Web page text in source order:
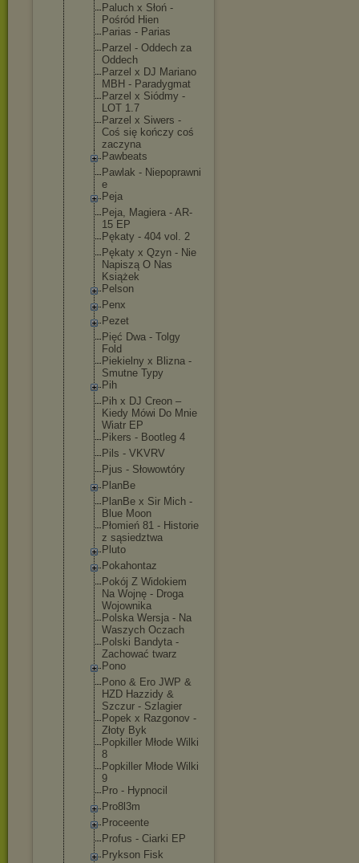
Paluch x Słoń -
Pośród Hien
Parias - Parias
Parzel - Oddech za
Oddech
Parzel x DJ Mariano
MBH - Paradygmat
Parzel x Siódmy -
LOT 1.7
Parzel x Siwers -
Coś się kończy coś
zaczyna
Pawbeats
Pawlak - Niepoprawni
e
Peja
Peja, Magiera - AR-
15 EP
Pękaty - 404 vol. 2
Pękaty x Qzyn - Nie
Napiszą O Nas
Książek
Pelson
Penx
Pezet
Pięć Dwa - Tolgy
Fold
Piekielny x Blizna -
Smutne Typy
Pih
Pih x DJ Creon –
Kiedy Mówi Do Mnie
Wiatr EP
Pikers - Bootleg 4
Pils - VKVRV
Pjus - Słowowtóry
PlanBe
PlanBe x Sir Mich -
Blue Moon
Płomień 81 - Historie
z sąsiedztwa
Pluto
Pokahontaz
Pokój Z Widokiem
Na Wojnę - Droga
Wojownika
Polska Wersja - Na
Waszych Oczach
Polski Bandyta -
Zachować twarz
Pono
Pono & Ero JWP &
HZD Hazzidy &
Szczur - Szlagier
Popek x Razgonov -
Złoty Byk
Popkiller Młode Wilki
8
Popkiller Młode Wilki
9
Pro - Hypnocil
Pro8l3m
Proceente
Profus - Ciarki EP
Prykson Fisk